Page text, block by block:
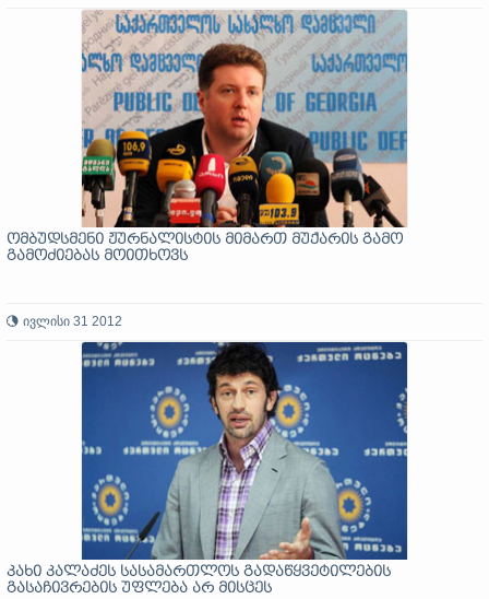
ომბუდსმენი ჟურნალისტის მიმართ მუქარის გამო
გამოძიებას მოითხოვს
ივლისი 31 2012
კახი კალაძეს სასამართლოს გადაწყვეტილების
გასაჩივრების უფლება არ მისცეს